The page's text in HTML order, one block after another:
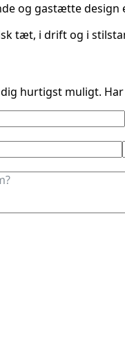
og gastætte design
tæt, i drift og i
hurtigst muligt.